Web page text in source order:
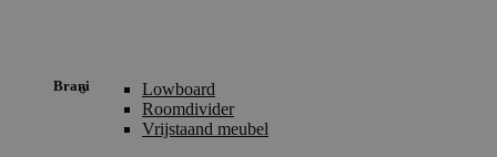
Brani
Lowboard
Roomdivider
Vrijstaand meubel